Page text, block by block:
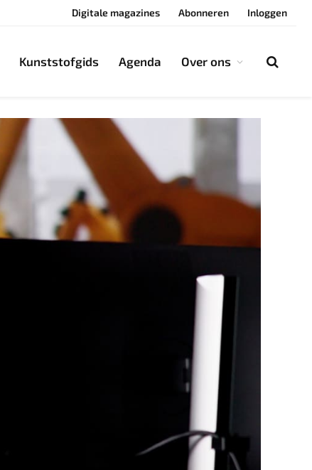
Digitale magazines Abonneren Inloggen
Kunststofgids Agenda Over ons